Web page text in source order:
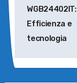
WGB24402IT:
Efficienza e
tecnologia